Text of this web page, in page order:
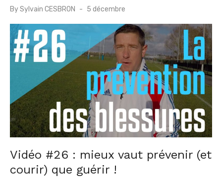
BySylvain CESBRON
P
s
d
o
n
5 décembre
Vidéo #26 : mieux vaut prévenir (et
courir) que guérir !